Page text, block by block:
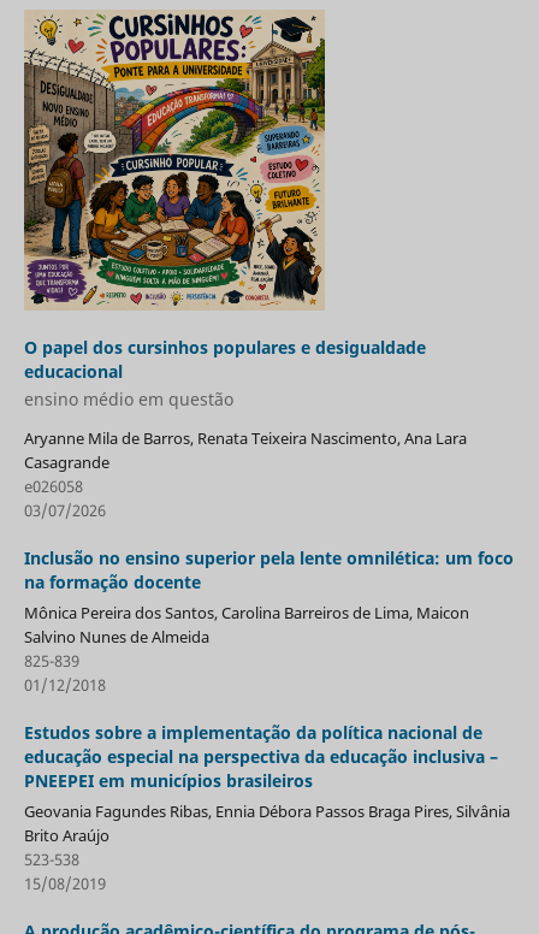
O papel dos cursinhos populares e desigualdade
educacional
ensino médio em questão
Aryanne Mila de Barros, Renata Teixeira Nascimento, Ana Lara
Casagrande
e026058
03/07/2026
Inclusão no ensino superior pela lente omnilética: um foco
na formação docente
Mônica Pereira dos Santos, Carolina Barreiros de Lima, Maicon
Salvino Nunes de Almeida
825-839
01/12/2018
Estudos sobre a implementação da política nacional de
educação especial na perspectiva da educação inclusiva –
PNEEPEI em municípios brasileiros
Geovania Fagundes Ribas, Ennia Débora Passos Braga Pires, Silvânia
Brito Araújo
523-538
15/08/2019